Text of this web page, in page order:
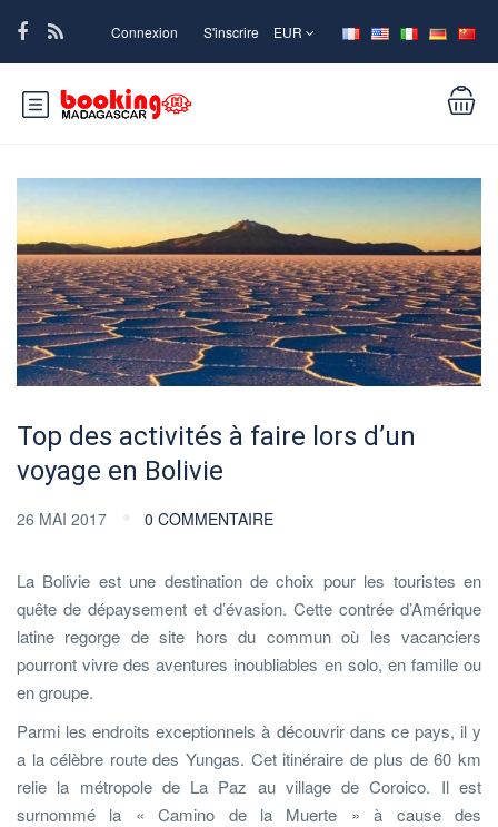
Connexion S'inscrire EUR
Top des activités à faire lors d’un
voyage en Bolivie
26 MAI 2017 0 COMMENTAIRE
La Bolivie est une destination de choix pour les touristes en
quête de dépaysement et d’évasion. Cette contrée d’Amérique
latine regorge de site hors du commun où les vacanciers
pourront vivre des aventures inoubliables en solo, en famille ou
en groupe.
Parmi les endroits exceptionnels à découvrir dans ce pays, il y
a la célèbre route des Yungas. Cet itinéraire de plus de 60 km
relie la métropole de La Paz au village de Coroico. Il est
surnommé la « Camino de la Muerte » à cause des